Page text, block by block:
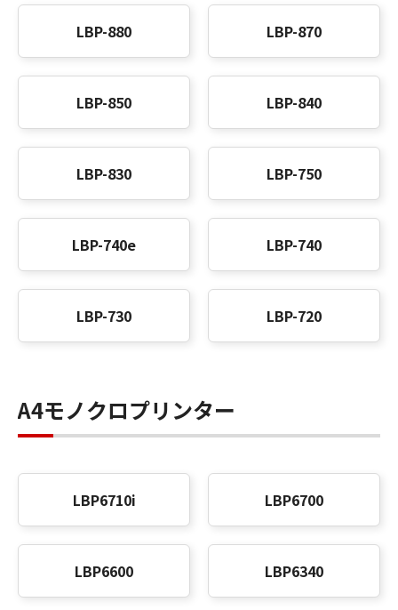
LBP-880 LBP-870
LBP-850 LBP-840
LBP-830 LBP-750
LBP-740e LBP-740
LBP-730 LBP-720
A4モノクロプリンター
LBP6710i LBP6700
LBP6600 LBP6340